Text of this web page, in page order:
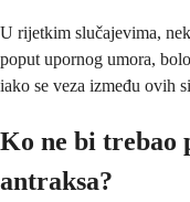
U rijetkim slučajevima,
poput upornog umora,
iako se veza između ovih
Ko ne bi
antraksa?